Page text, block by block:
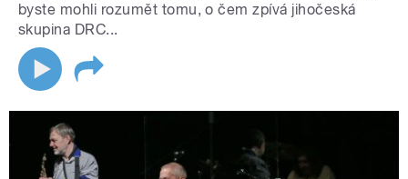
byste mohli rozumět tomu, o čem zpívá jihočeská
skupina DRC...